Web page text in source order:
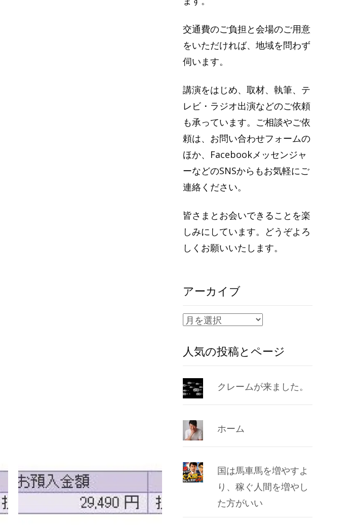
交通費のご負担と会場のご用意
をいただければ、地域を問わず
伺います。
講演をはじめ、取材、執筆、テ
レビ・ラジオ出演などのご依頼
も承っています。ご相談やご依
頼は、お問い合わせフォームの
ほか、Facebookメッセンジャ
ーなどのSNSからもお気軽にご
連絡ください。
皆さまとお会いできることを楽
しみにしています。どうぞよろ
しくお願いいたします。
アーカイブ
ア
カ
イ
ブ
人気の投稿とページ
クレームが来ました。
ホーム
国は馬車馬を増やすよ
り、稼ぐ人間を増やし
た方がいい